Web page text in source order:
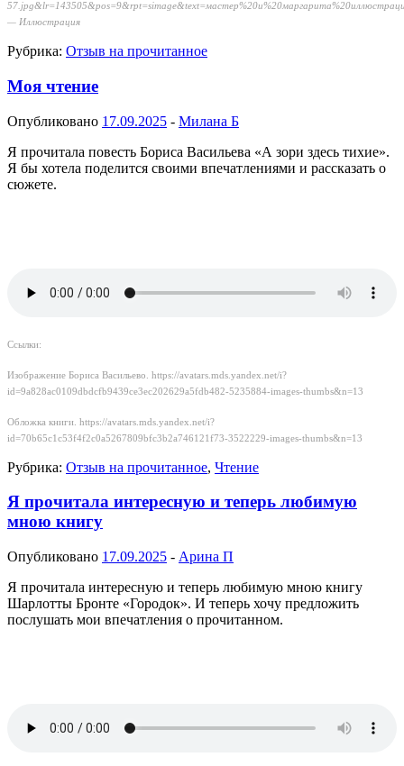
— Иллюстрация
Рубрика: Отзыв на прочитанное
Моя чтение
Опубликовано 17.09.2025 - Милана Б
Я прочитала повесть Бориса Васильева «А зори здесь тихие».
Я бы хотела поделится своими впечатлениями и рассказать о
сюжете.
Ссылки:
Изображение Бориса Васильево. https://avatars.mds.yandex.net/i?
id=9a828ac0109dbdcfb9439ce3ec202629a5fdb482-5235884-images-thumbs&n=13
Обложка книги. https://avatars.mds.yandex.net/i?
id=70b65c1c53f4f2c0a5267809bfc3b2a746121f73-3522229-images-thumbs&n=13
Рубрика: Отзыв на прочитанное, Чтение
Я прочитала интересную и теперь любимую
мною книгу
Опубликовано 17.09.2025 - Арина П
Я прочитала интересную и теперь любимую мною книгу
Шарлотты Бронте «Городок». И теперь хочу предложить
послушать мои впечатления о прочитанном.